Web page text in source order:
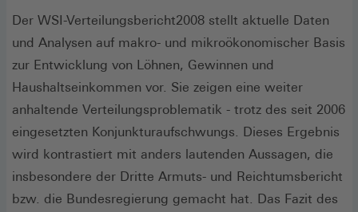
Der WSI-Verteilungsbericht2008 stellt aktuelle Daten
und Analysen auf makro- und mikroökonomischer Basis
zur Entwicklung von Löhnen, Gewinnen und
Haushaltseinkommen vor. Sie zeigen eine weiter
anhaltende Verteilungsproblematik - trotz des seit 2006
eingesetzten Konjunkturaufschwungs. Dieses Ergebnis
wird kontrastiert mit anders lautenden Aussagen, die
insbesondere der Dritte Armuts- und Reichtumsbericht
bzw. die Bundesregierung gemacht hat. Das Fazit des